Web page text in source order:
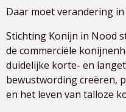
Daar moet verandering in
Stichting Konijn in Nood
de commerciële
duidelijke korte- en
bewustwording creëren,
en het leven van talloze